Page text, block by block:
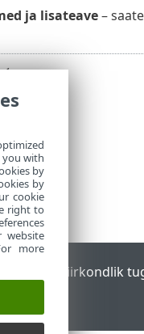
ja lisateave–
Piirkondlik
you with
by
by
cookie
right to
website
more